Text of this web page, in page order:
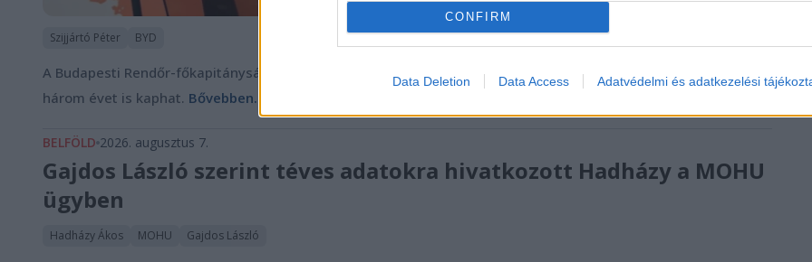
CONFIRM
Data Deletion Data Access Adatvédelmi és adatkezelési
Szijjártó Péter BYD
A Budapesti Rendőr-főkapitányság vizsgálja Szijjártó Péter vesztegetési ügyét, a korábbi külügyminiszter akár
három évet is kaphat. Bővebben...
BELFÖLD 2026. augusztus 7.
Gajdos László szerint téves adatokra hivatkozott Hadházy a MOHU
ügyben
Hadházy Ákos MOHU Gajdos László